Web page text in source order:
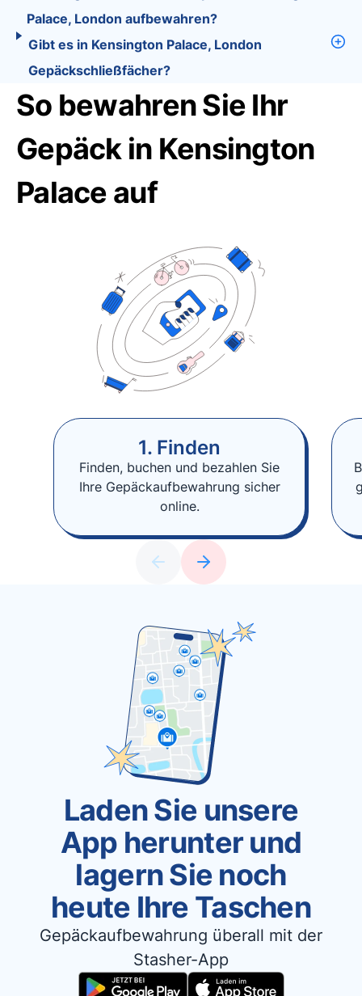
Palace, London aufbewahren?
Gibt es in Kensington Palace, London
Gepäckschließfächer?
So bewahren Sie Ihr
Gepäck in Kensington
Palace auf
1. Finden
Finden, buchen und bezahlen Sie
Ihre Gepäckaufbewahrung sicher
online.
Laden Sie unsere
App herunter und
lagern Sie noch
heute Ihre Taschen
Gepäckaufbewahrung überall mit der
Stasher-App